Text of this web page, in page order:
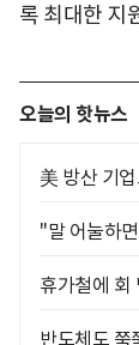
록 최대한 지
오늘의 핫뉴스
美 방산 기
"말 어눌하
휴가철에
반도체도